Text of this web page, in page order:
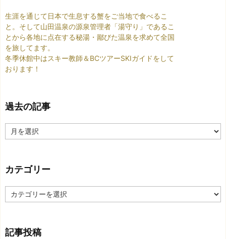
生涯を通じて日本で生息する蟹をご当地で食べるこ
と。そして山田温泉の源泉管理者「湯守り」であるこ
とから各地に点在する秘湯・鄙びた温泉を求めて全国
を旅してます。
冬季休館中はスキー教師＆BCツアーSKIガイドをして
おります！
過去の記事
去
事
カテゴリー
カ
テ
ー
記事投稿